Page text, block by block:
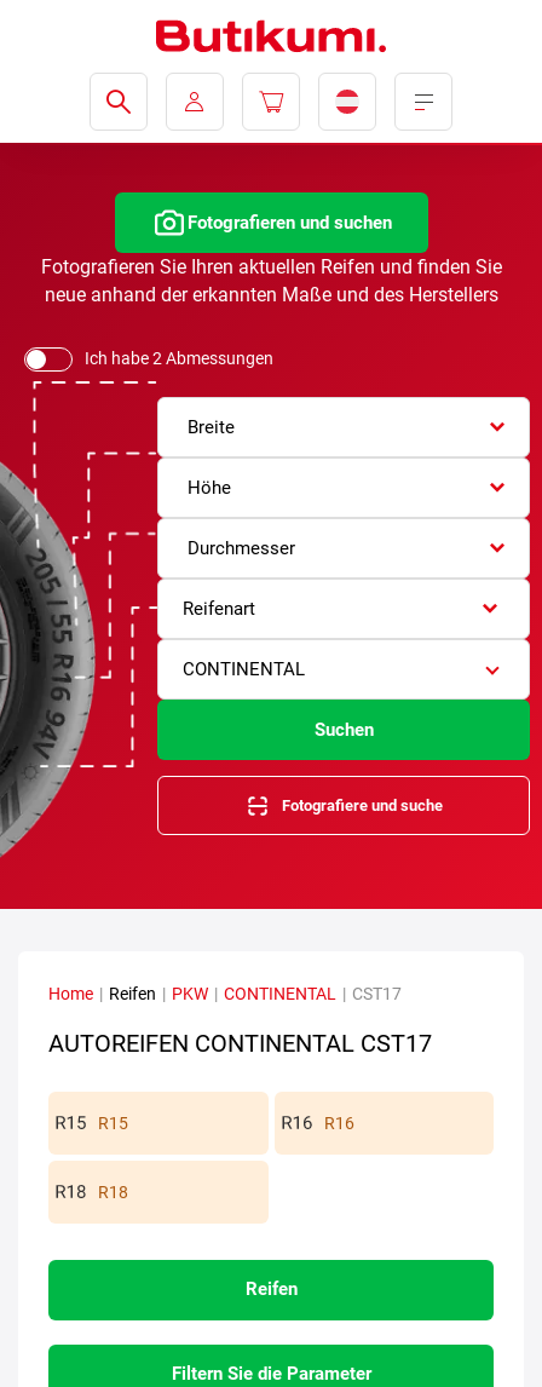
Fotografieren und suchen
Fotografieren Sie Ihren aktuellen Reifen und finden Sie
neue anhand der erkannten Maße und des Herstellers
Ich habe 2 Abmessungen
Breite
Höhe
Durchmesser
Reifenart
CONTINENTAL
Suchen
Fotografiere und suche
Home | Reifen | PKW | CONTINENTAL | CST17
AUTOREIFEN CONTINENTAL CST17
R15 R16
R18
Reifen
Filtern Sie die Parameter